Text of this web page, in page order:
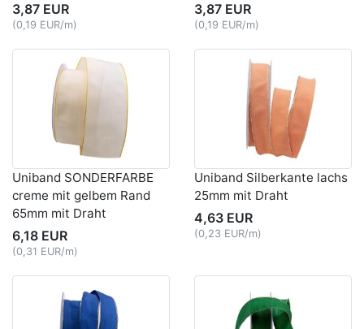
3,87 EUR
(0,19 EUR/m)
3,87 EUR
(0,19 EUR/m)
Uniband SONDERFARBE
creme mit gelbem Rand
65mm mit Draht
6,18 EUR
(0,31 EUR/m)
Uniband Silberkante lachs
25mm mit Draht
4,63 EUR
(0,23 EUR/m)